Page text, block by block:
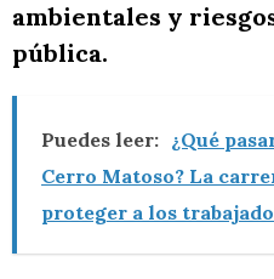
ambientales y
pública.
Puedes leer: ¿Qué
Cerro Matoso? La
proteger a los